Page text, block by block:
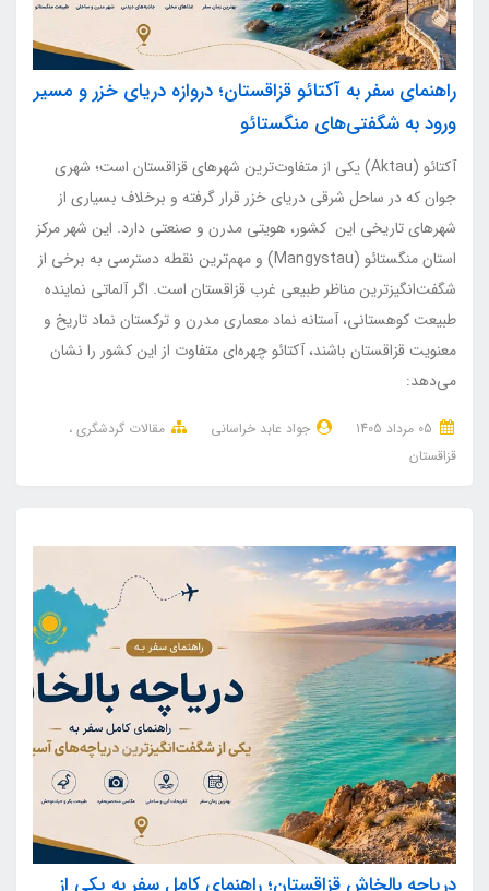
راهنمای سفر به آکتائو قزاقستان؛ دروازه دریای خزر و مسیر
ورود به شگفتی‌های منگستائو
آکتائو (Aktau) یکی از متفاوت‌ترین شهرهای قزاقستان است؛ شهری
جوان که در ساحل شرقی دریای خزر قرار گرفته و برخلاف بسیاری از
شهرهای تاریخی این کشور، هویتی مدرن و صنعتی دارد. این شهر مرکز
استان منگستائو (Mangystau) و مهم‌ترین نقطه دسترسی به برخی از
شگفت‌انگیزترین مناظر طبیعی غرب قزاقستان است. اگر آلماتی نماینده
طبیعت کوهستانی، آستانه نماد معماری مدرن و ترکستان نماد تاریخ و
معنویت قزاقستان باشند، آکتائو چهره‌ای متفاوت از این کشور را نشان
می‌دهد:
جواد عابد خراسانی
مقالات گردشگری
قزاقستان
دریاچه بالخاش قزاقستان؛ راهنمای کامل سفر به یکی از